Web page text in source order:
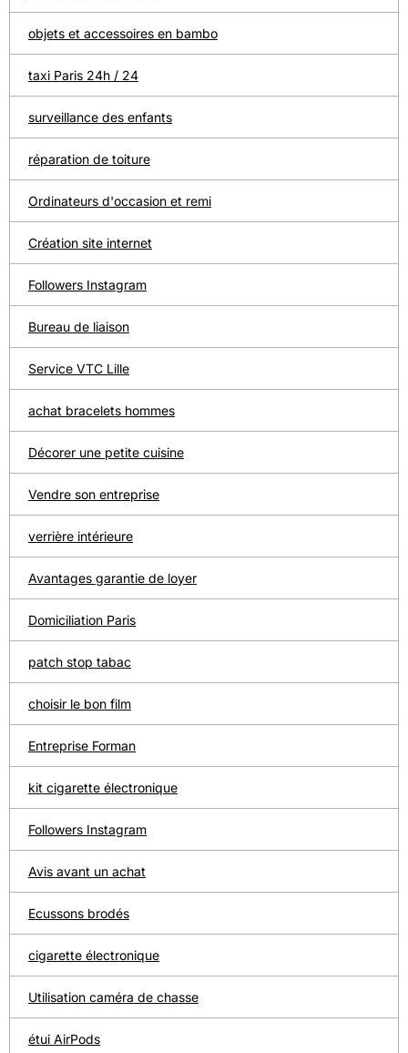
objets et accessoires en bambo
taxi Paris 24h / 24
surveillance des enfants
réparation de toiture
Ordinateurs d'occasion et remi
Création site internet
Followers Instagram
Bureau de liaison
Service VTC Lille
achat bracelets hommes
Décorer une petite cuisine
Vendre son entreprise
verrière intérieure
Avantages garantie de loyer
Domiciliation Paris
patch stop tabac
choisir le bon film
Entreprise Forman
kit cigarette électronique
Followers Instagram
Avis avant un achat
Ecussons brodés
cigarette électronique
Utilisation caméra de chasse
étui AirPods